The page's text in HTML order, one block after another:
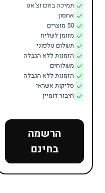
תמיכה בזום וצ'אט
אחסון
50 מוצרים
מזומן לשליח
תשלום טלפוני
הזמנות ללא הגבלה
משלוחים
הזמנות ללא הגבלה
סליקות אשראי
חיבור דומיין
הרשמה
בחינם